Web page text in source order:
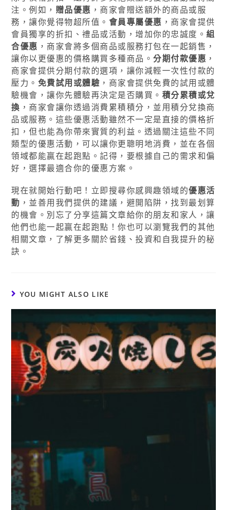
注。例如， 贈品優惠 ，商家會贈送額外的商品或服
務，讓你覺得物超所值。 會員專屬優惠 ，商家會提供
會員獨享的折扣、禮品或活動，增加你的忠誠度。組
合優惠 ，商家會將多個商品或服務打包在一起銷售，
讓你以更優惠的價格購買多種商品。分期付款優惠 ，
商家會提供分期付款的選項，讓你減輕一次性付款的
壓力。 免費試用或體驗 ，商家會提供免費的試用或體
驗機會，讓你先體驗再決定是否購買。 積分累積或兌
換 ，商家會讓你透過消費累積積分，並用積分兌換商
品或服務。這些優惠活動雖然不一定是直接的價格折
扣，但也能為你帶來實質的利益。透過關注這些不同
類型的優惠活動，可以讓你更聰明地消費，並在各個
領域都能贏在起跑點。記得，要根據自己的需求和偏
好，選擇最適合你的優惠方案。
現在就開始行動吧！立即搜尋你感興趣領域的優惠活
動 ，並善用我們提供的建議，避開陷阱，找到最划算
的機會。別忘了分享這篇文章給你的朋友和家人，讓
他們也能一起贏在起跑點！你也可以瀏覽我們的其他
相關文章，了解更多關於省錢、投資和自我提升的秘
訣。
YOU MIGHT ALSO LIKE